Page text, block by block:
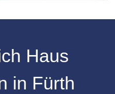
Haus
in Fürth